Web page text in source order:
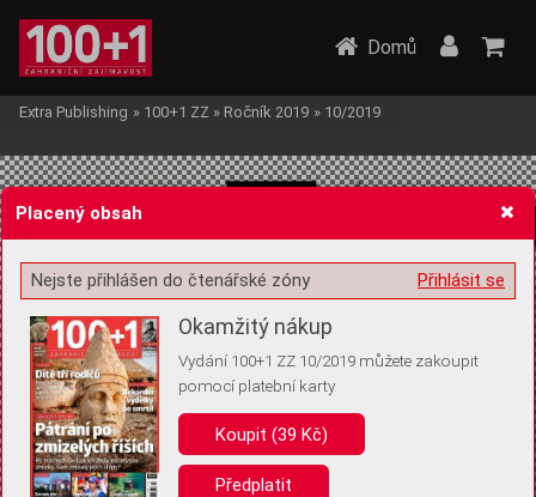
Žádost o souhlas s ukládáním volitelných informací
Pro základní fungování webu nepotřebujeme ukládat žádné informace
(tzv. cookies apod.). Rádi bychom vás ale požádali o souhlas s
uložením volitelných informací:
Domů
Extra Publishing » 100+1 ZZ » Ročník 2019 » 10/2019
Placený obsah
Přihlásit se
Nejste přihlášen do čtenářské zóny
Okamžitý nákup
Vydání 100+1 ZZ 10/2019 můžete zakoupit
pomocí platební karty
Koupit (39 Kč)
Předplatit